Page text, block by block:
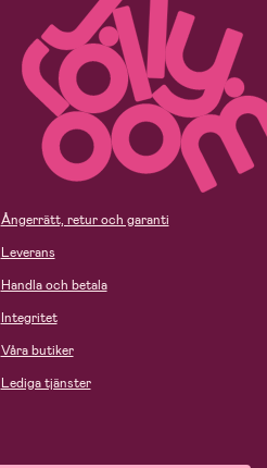
Ångerrätt, retur och garanti
Leverans
Handla och betala
Integritet
Våra butiker
Lediga tjänster